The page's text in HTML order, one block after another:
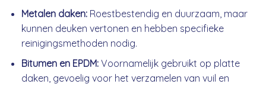
Metalen daken:Roestbestendig en duurzaam, maar
kunnen deuken vertonen en hebben specifieke
reinigingsmethoden nodig.
Bitumen en EPDM:Voornamelijk gebruikt op platte
daken, gevoelig voor het verzamelen van vuil en